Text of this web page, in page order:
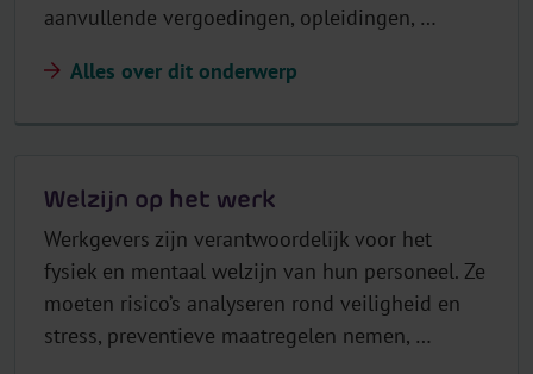
aanvullende vergoedingen, opleidingen, …
Alles over dit onderwerp
Welzijn op het werk
Werkgevers zijn verantwoordelijk voor het
fysiek en mentaal welzijn van hun personeel. Ze
moeten risico’s analyseren rond veiligheid en
stress, preventieve maatregelen nemen, …